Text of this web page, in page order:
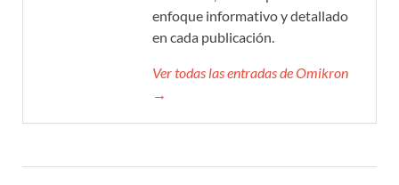
enfoque informativo y detallado
en cada publicación.
Ver todas las entradas de Omikron
→